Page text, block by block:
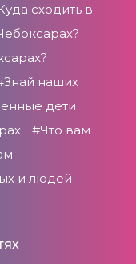
сходить в
наших
дети
#Что вам
и людей